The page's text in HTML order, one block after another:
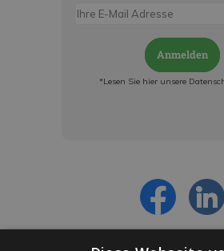
Anmelden
*Lesen Sie hier unsere